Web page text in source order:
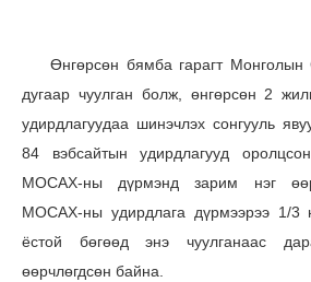
Өнгөрсөн бямба гарагт Монголын
дугаар чуулган болж, өнгөрсөн 2
удирдлагуудаа шинэчлэх сонгууль
84 вэбсайтын удирдлагууд
МОСАХ-ны дүрмэнд зарим нэг
МОСАХ-ны удирдлага дүрмээрээ 1/3
ёстой бөгөөд энэ чуулганаас
өөрчлөгдсөн байна.